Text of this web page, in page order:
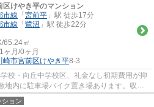
区けやき平のマンション
市線 「 宮前平 」駅 徒歩17分
市線 「 鷺沼 」駅 徒歩22分
65.24㎡
1ヶ月/0ヶ月
崎市宮前区けやき平8-3
校・向丘中学校区、礼金なし初期費用が抑
地内に駐車場バイク置き場あります。収納
ト、便利なエ...
ション